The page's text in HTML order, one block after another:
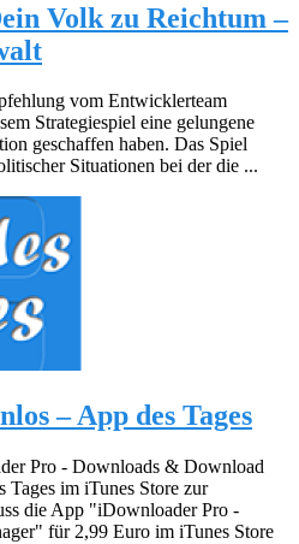
Volk zu Reichtum –
vom Entwicklerteam
Strategiespiel eine gelungene
geschaffen haben. Das Spiel
Situationen bei der die ...
– App des Tages
Pro - Downloads & Download
Tages im iTunes Store zur
die App "iDownloader Pro -
für 2,99 Euro im iTunes Store